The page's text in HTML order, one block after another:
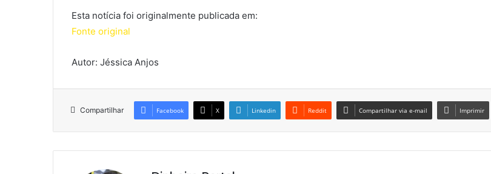
Esta notícia foi originalmente publicada em:
Fonte original
Autor: Jéssica Anjos
Compartilhar Facebook X Linkedin Reddit Compartilhar via e-mail Imprimir